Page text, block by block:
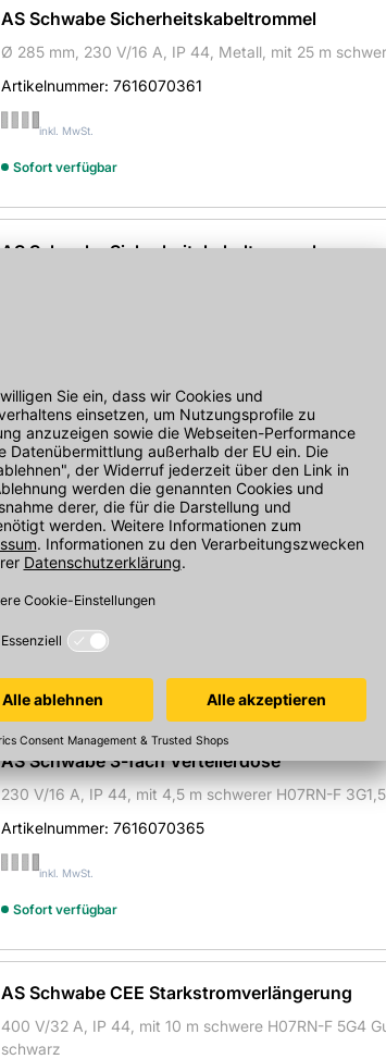
AS Schwabe Sicherheitskabeltrommel
Ø 285 mm, 230 V/16 A, IP 44, Metall, mit 25 m
Artikelnummer: 7616070361
inkl. MwSt.
Sofort verfügbar
AS Schwabe Sicherheitskabeltrommel
Ø 285 mm, 230 V/16 A, IP 44, Spezialkunststoff, mit
Sofort verfügbar
AS Schwabe SCHUKOultra Pro Stecker
230 V/16A, IP 54, zum Anschluss von Leitung bis
In 4 Varianten
Artikelnummer:7616070369
inkl. MwSt.
Sofort verfügbar
AS Schwabe 3-fach Verteilerdose
230 V/16 A, IP 44, mit 4,5 m schwerer H07RN-F
Artikelnummer: 7616070365
inkl. MwSt.
Sofort verfügbar
AS Schwabe CEE Starkstromverlängerung
400 V/32 A, IP 44, mit 10 m schwere H07RN-F 5G4
schwarz